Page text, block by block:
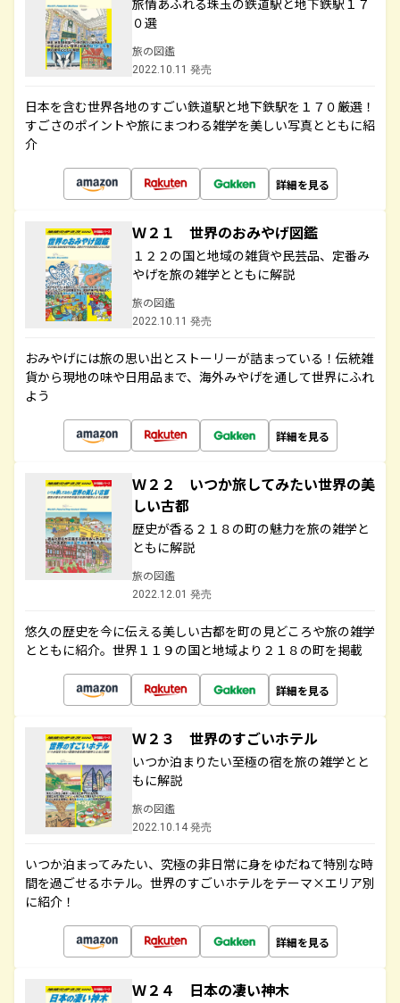
旅情あふれる珠玉の鉄道駅と地下鉄駅１７
０選
旅の図鑑
2022.10.11 発売
日本を含む世界各地のすごい鉄道駅と地下鉄駅を１７０厳選！
すごさのポイントや旅にまつわる雑学を美しい写真とともに紹
介
詳細を見る
Ｗ２１ 世界のおみやげ図鑑
１２２の国と地域の雑貨や民芸品、定番み
やげを旅の雑学とともに解説
旅の図鑑
2022.10.11 発売
おみやげには旅の思い出とストーリーが詰まっている！伝統雑
貨から現地の味や日用品まで、海外みやげを通して世界にふれ
よう
詳細を見る
Ｗ２２ いつか旅してみたい世界の美
しい古都
歴史が香る２１８の町の魅力を旅の雑学と
ともに解説
旅の図鑑
2022.12.01 発売
悠久の歴史を今に伝える美しい古都を町の見どころや旅の雑学
とともに紹介。世界１１９の国と地域より２１８の町を掲載
詳細を見る
Ｗ２３ 世界のすごいホテル
いつか泊まりたい至極の宿を旅の雑学とと
もに解説
旅の図鑑
2022.10.14 発売
いつか泊まってみたい、究極の非日常に身をゆだねて特別な時
間を過ごせるホテル。世界のすごいホテルをテーマ×エリア別
に紹介！
詳細を見る
Ｗ２４ 日本の凄い神木